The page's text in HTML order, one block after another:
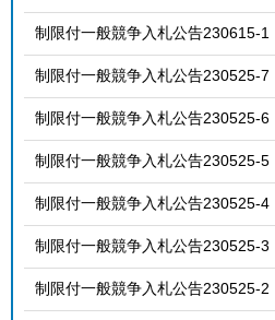
制限付一般競争入札公告230615-1
制限付一般競争入札公告230525-7
制限付一般競争入札公告230525-6
制限付一般競争入札公告230525-5
制限付一般競争入札公告230525-4
制限付一般競争入札公告230525-3
制限付一般競争入札公告230525-2